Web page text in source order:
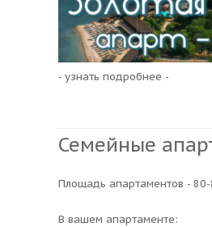
- узнать подробнее -
Семейные
Площадь апартаментов - 80-
В вашем апартаменте: